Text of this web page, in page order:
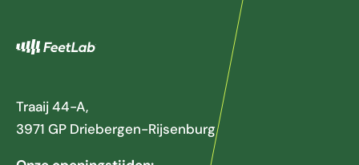
Traaij 44-A,
3971 GP Driebergen-Rijsenburg